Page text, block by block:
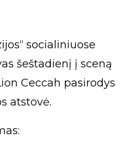
socialiniuose
šeštadienį į sceną
Ceccah pasirodys
atstovė.